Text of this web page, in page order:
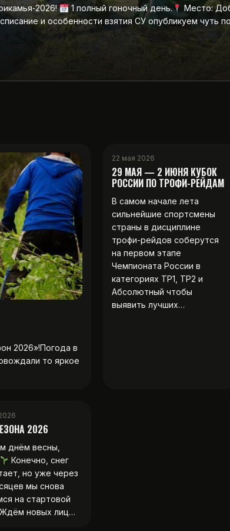
1 полный гоночный день.
Место:
и особенности взятия СУ опубликуем чуть
2026»!Погода в
то яркое
22 мая 2026
29 МАЯ — 2 ИЮНЯ КУБОК
РОССИИ ПО ТРОФИ-РЕЙДАМ
В самом начале лета
сильнейшие спортсмены
страны в дисциплине
трофи-рейдов соберутся
на первом этапе
Чемпионата России в
категориях ТР1, ТР2 и
Абсолютный чтобы
выявить лучших…
2026
днём весны,
Конечно, снег
но уже через
мы снова
на стартовой
новых лиц…